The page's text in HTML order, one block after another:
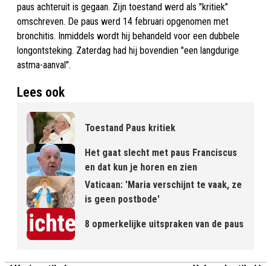
paus achteruit is gegaan. Zijn toestand werd als "kritiek"
omschreven. De paus werd 14 februari opgenomen met
bronchitis. Inmiddels wordt hij behandeld voor een dubbele
longontsteking. Zaterdag had hij bovendien "een langdurige
astma-aanval".
Lees ook
Toestand Paus kritiek
Het gaat slecht met paus Franciscus
en dat kun je horen en zien
Vaticaan: 'Maria verschijnt te vaak, ze
is geen postbode'
8 opmerkelijke uitspraken van de paus